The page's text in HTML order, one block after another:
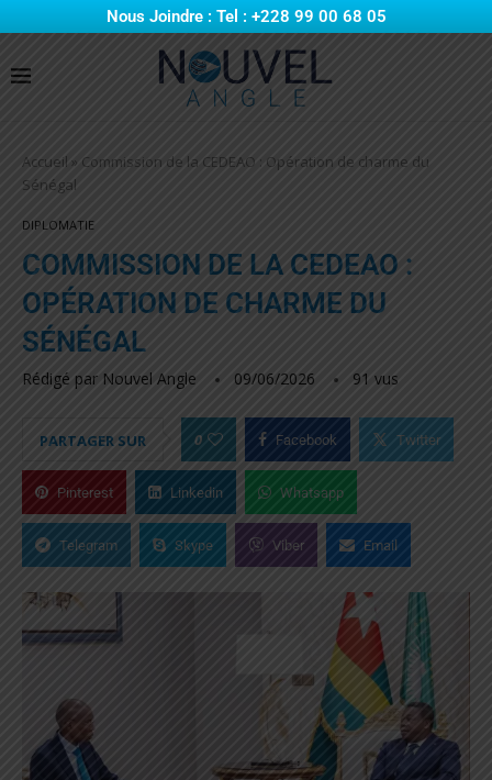
Nous Joindre : Tel : +228 99 00 68 05
Accueil » Commission de la CEDEAO : Opération de charme du
Sénégal
DIPLOMATIE
COMMISSION DE LA CEDEAO :
OPÉRATION DE CHARME DU
SÉNÉGAL
Rédigé par Nouvel Angle 09/06/2026 91 vus
PARTAGER SUR 0 Facebook Twitter
Pinterest Linkedin Whatsapp
Telegram Skype Viber Email